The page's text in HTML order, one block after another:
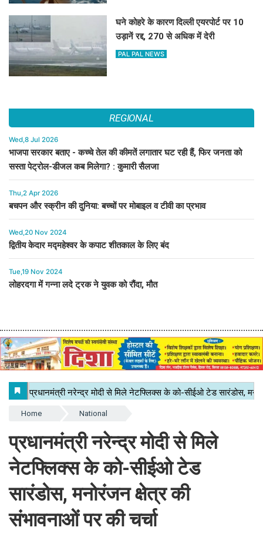
घने कोहरे के कारण दिल्ली एयरपोर्ट पर 10
उड़ानें रद्द, 270 से अधिक में देरी
PAL PAL NEWS
REGIONAL
Wed,8 Jul 2026
भाजपा सरकार बताए - कच्चे तेल की कीमतें लगातार घट रही हैं, फिर जनता को
सस्ता पेट्रोल-डीजल कब मिलेगा? : कुमारी सैलजा
Thu,2 Apr 2026
बचपन और स्क्रीन की दुनिया: बच्चों पर मोबाइल व टीवी का प्रभाव
Wed,20 Nov 2024
द्वितीय केदार मद्महेश्वर के कपाट शीतकाल के लिए बंद
Tue,19 Nov 2024
लोहरदगा में गन्ना लदे ट्रक ने युवक को रौंदा, मौत
Home National
प्रधानमंत्री नरेन्द्र मोदी से मिले
नेटफ्लिक्स के को-सीईओ टेड
सारंडोस, मनोरंजन क्षेत्र की
संभावनाओं पर की चर्चा